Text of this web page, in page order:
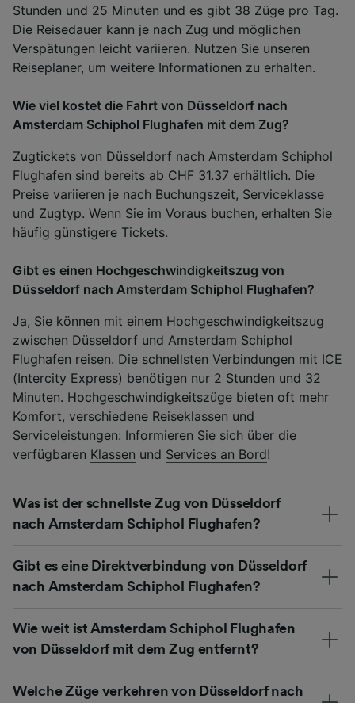
Stunden und 25 Minuten und es gibt 38 Züge pro Tag.
Die Reisedauer kann je nach Zug und möglichen
Verspätungen leicht variieren. Nutzen Sie unseren
Reiseplaner, um weitere Informationen zu erhalten.
Wie viel kostet die Fahrt von Düsseldorf nach
Amsterdam Schiphol Flughafen mit dem Zug?
Zugtickets von Düsseldorf nach Amsterdam Schiphol
Flughafen sind bereits ab CHF 31.37 erhältlich. Die
Preise variieren je nach Buchungszeit, Serviceklasse
und Zugtyp. Wenn Sie im Voraus buchen, erhalten Sie
häufig günstigere Tickets.
Gibt es einen Hochgeschwindigkeitszug von
Düsseldorf nach Amsterdam Schiphol Flughafen?
Ja, Sie können mit einem Hochgeschwindigkeitszug
zwischen Düsseldorf und Amsterdam Schiphol
Flughafen reisen. Die schnellsten Verbindungen mit ICE
(Intercity Express) benötigen nur 2 Stunden und 32
Minuten. Hochgeschwindigkeitszüge bieten oft mehr
Komfort, verschiedene Reiseklassen und
Serviceleistungen: Informieren Sie sich über die
verfügbaren Klassen und Services an Bord!
Was ist der schnellste Zug von Düsseldorf
nach Amsterdam Schiphol Flughafen?
Gibt es eine Direktverbindung von Düsseldorf
nach Amsterdam Schiphol Flughafen?
Wie weit ist Amsterdam Schiphol Flughafen
von Düsseldorf mit dem Zug entfernt?
Welche Züge verkehren von Düsseldorf nach